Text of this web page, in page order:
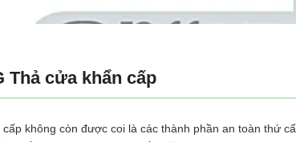
Thả cửa khẩn cấp
không còn được coi là các thành phần an toàn thứ